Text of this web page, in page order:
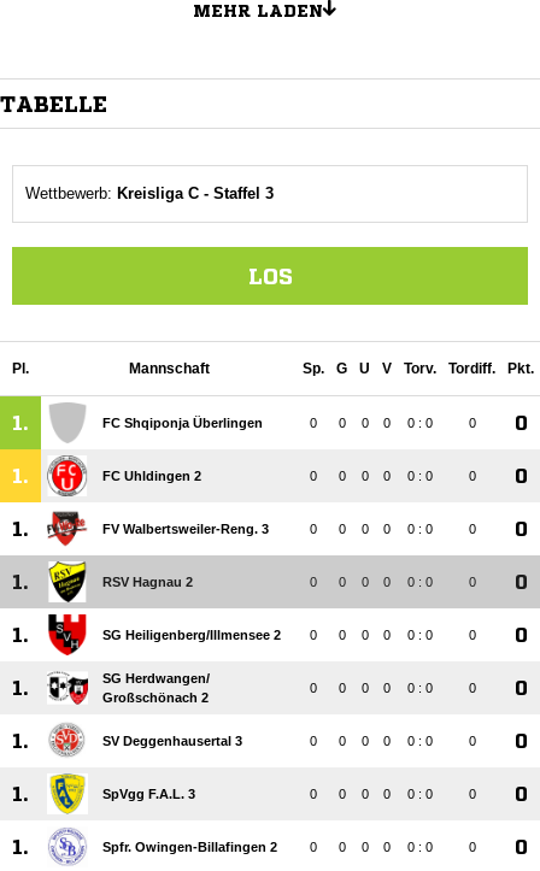
MEHR LADEN
TABELLE
Wettbewerb: Kreisliga C - Staffel 3
LOS
Pl. Mannschaft Sp. G U V Torv. Tordiff. Pkt.
1. FC Shqiponja Überlingen 0 0 0 0 0 : 0 0 0
1. FC Uhldingen 2 0 0 0 0 0 : 0 0 0
1. FV Walbertsweiler-Reng. 3 0 0 0 0 0 : 0 0 0
1. RSV Hagnau 2 0 0 0 0 0 : 0 0 0
1. SG Heiligenberg/​Illmensee 2 0 0 0 0 0 : 0 0 0
1.
SG Herdwangen/​
Großschönach 2
0 0 0 0 0 : 0 0 0
1. SV Deggenhausertal 3 0 0 0 0 0 : 0 0 0
1. SpVgg F.A.L. 3 0 0 0 0 0 : 0 0 0
1. Spfr. Owingen-Billafingen 2 0 0 0 0 0 : 0 0 0